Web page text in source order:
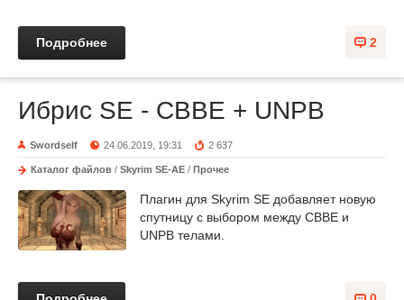
2
Подробнее
Ибрис SE - CBBE + UNPB
Swordself 24.06.2019, 19:31 2 637
Каталог файлов / Skyrim SE-AE / Прочее
Плагин для Skyrim SE добавляет новую
спутницу с выбором между CBBE и
UNPB телами.